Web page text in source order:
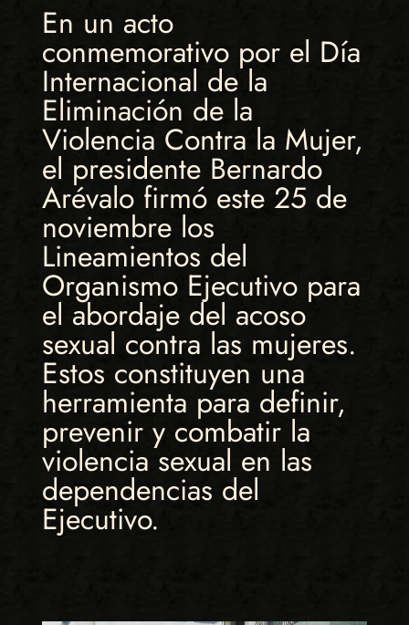
En un acto
conmemorativo por el Día
Internacional de la
Eliminación de la
Violencia Contra la Mujer,
el presidente Bernardo
Arévalo firmó este 25 de
noviembre los
Lineamientos del
Organismo Ejecutivo para
el abordaje del acoso
sexual contra las mujeres.
Estos constituyen una
herramienta para definir,
prevenir y combatir la
violencia sexual en las
dependencias del
Ejecutivo.